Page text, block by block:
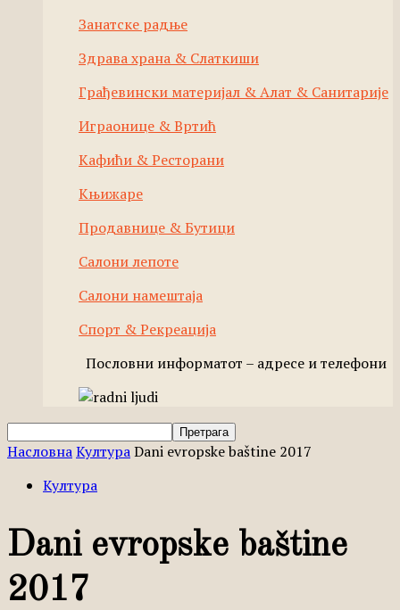
Занатске радње
Здрава храна & Слаткиши
Грађевински материјал & Алат & Санитарије
Играонице & Вртић
Кафићи & Ресторани
Књижаре
Продавнице & Бутици
Салони лепоте
Салони намештаја
Спорт & Рекреација
Пословни информатот – адресе и телефони
НасловнаКултураDani evropske baštine 2017
Култура
Dani evropske baštine
2017